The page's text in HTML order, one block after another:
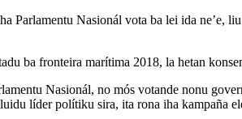
Parlamentu Nasionál vota ba lei ida ne’e,
ba fronteira marítima 2018, la hetan
Nasionál, no mós votande nonu
líder polítiku sira, ita rona iha kampaña